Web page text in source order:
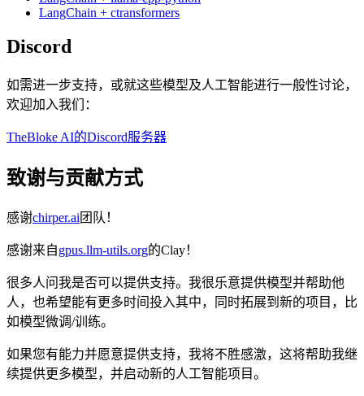
LangChain + ctransformers
Discord
如需进一步支持，或就这些模型及人工智能进行一般性讨论，
欢迎加入我们：
TheBloke AI的Discord服务器
致谢与贡献方式
感谢chirper.ai 团队！
感谢来自gpus.llm-utils.org的Clay！
很多人问我是否可以提供支持。我很乐意提供模型并帮助他
人，也希望能有更多时间投入其中，同时拓展到新的项目，比
如模型微调/训练。
如果您有能力并愿意提供支持，我将不胜感激，这将帮助我继
续提供更多模型，并启动新的人工智能项目。